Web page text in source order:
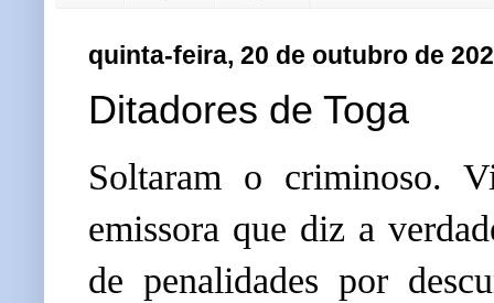
quinta-feira, 20 de outubro de
Ditadores de Toga
Soltaram o criminoso.
emissora que diz a
de penalidades por